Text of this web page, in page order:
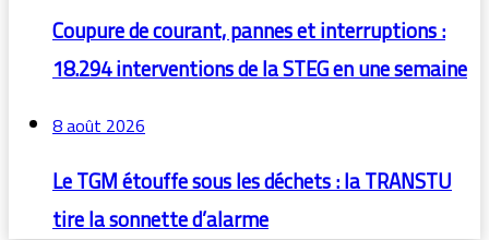
Coupure de courant, pannes et interruptions :
18.294 interventions de la STEG en une semaine
8 août 2026
Le TGM étouffe sous les déchets : la TRANSTU
tire la sonnette d’alarme